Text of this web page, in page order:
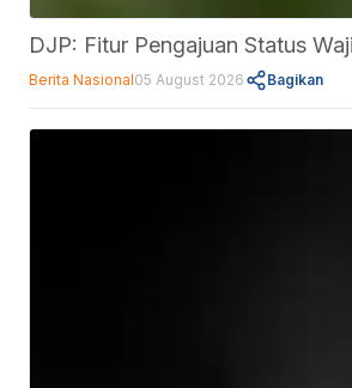
DJP: Fitur Pengajuan Status
Berita Nasional05 August 2026 Bagikan